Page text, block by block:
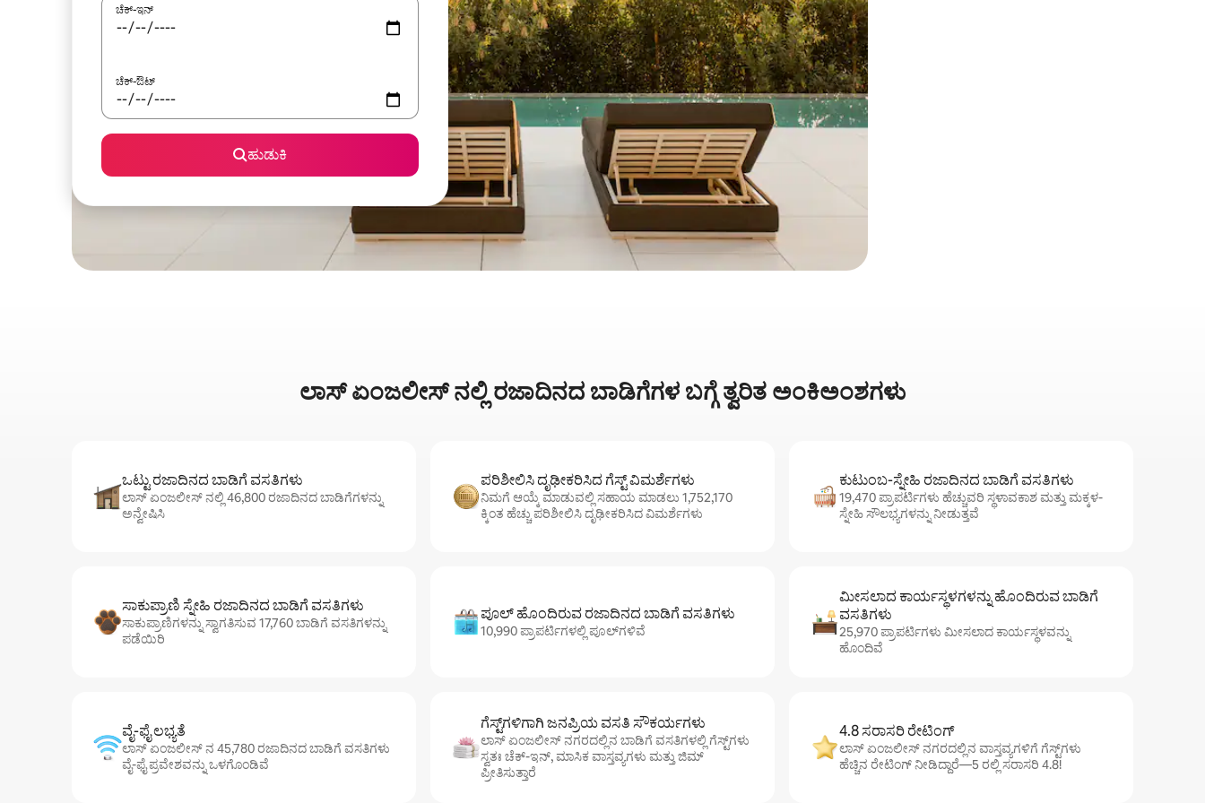
ಚೆಕ್-ಇನ್
ಚೆಕ್-ಔಟ್
ಹುಡುಕಿ
ಲಾಸ್ ಏಂಜಲೀಸ್ ನಲ್ಲಿ ರಜಾದಿನದ ಬಾಡಿಗೆಗಳ ಬಗ್ಗೆ ತ್ವರಿತ ಅಂಕಿಅಂಶಗಳು
ಒಟ್ಟು ರಜಾದಿನದ ಬಾಡಿಗೆ ವಸತಿಗಳು
ಲಾಸ್ ಏಂಜಲೀಸ್ ನಲ್ಲಿ 46,800 ರಜಾದಿನದ ಬಾಡಿಗೆಗಳನ್ನು
ಅನ್ವೇಷಿಸಿ
ಪರಿಶೀಲಿಸಿ ದೃಢೀಕರಿಸಿದ ಗೆಸ್ಟ್ ವಿಮರ್ಶೆಗಳು
ನಿಮಗೆ ಆಯ್ಕೆ ಮಾಡುವಲ್ಲಿ ಸಹಾಯ ಮಾಡಲು 1,752,170
ಕ್ಕಿಂತ ಹೆಚ್ಚು ಪರಿಶೀಲಿಸಿ ದೃಢೀಕರಿಸಿದ ವಿಮರ್ಶೆಗಳು
ಕುಟುಂಬ-ಸ್ನೇಹಿ ರಜಾದಿನದ ಬಾಡಿಗೆ ವಸತಿಗಳು
19,470 ಪ್ರಾಪರ್ಟಿಗಳು ಹೆಚ್ಚುವರಿ ಸ್ಥಳಾವಕಾಶ ಮತ್ತು ಮಕ್ಕಳ-
ಸ್ನೇಹಿ ಸೌಲಭ್ಯಗಳನ್ನು ನೀಡುತ್ತವೆ
ಸಾಕುಪ್ರಾಣಿ ಸ್ನೇಹಿ ರಜಾದಿನದ ಬಾಡಿಗೆ ವಸತಿಗಳು
ಸಾಕುಪ್ರಾಣಿಗಳನ್ನು ಸ್ವಾಗತಿಸುವ 17,760 ಬಾಡಿಗೆ ವಸತಿಗಳನ್ನು
ಪಡೆಯಿರಿ
ಪೂಲ್ ಹೊಂದಿರುವ ರಜಾದಿನದ ಬಾಡಿಗೆ ವಸತಿಗಳು
10,990 ಪ್ರಾಪರ್ಟಿಗಳಲ್ಲಿ ಪೂಲ್‌‌‌‌‌‌‌‌‌ಗಳಿವೆ
ಮೀಸಲಾದ ಕಾರ್ಯಸ್ಥಳಗಳನ್ನು ಹೊಂದಿರುವ ಬಾಡಿಗೆ
ವಸತಿಗಳು
25,970 ಪ್ರಾಪರ್ಟಿಗಳು ಮೀಸಲಾದ ಕಾರ್ಯಸ್ಥಳವನ್ನು
ಹೊಂದಿವೆ
ವೈ-ಫೈ ಲಭ್ಯತೆ
ಲಾಸ್ ಏಂಜಲೀಸ್ ನ 45,780 ರಜಾದಿನದ ಬಾಡಿಗೆ ವಸತಿಗಳು
ವೈ-ಫೈ ಪ್ರವೇಶವನ್ನು ಒಳಗೊಂಡಿವೆ
ಗೆಸ್ಟ್‌ಗಳಿಗಾಗಿ ಜನಪ್ರಿಯ ವಸತಿ ಸೌಕರ್ಯಗಳು
ಲಾಸ್ ಏಂಜಲೀಸ್ ನಗರದಲ್ಲಿನ ಬಾಡಿಗೆ ವಸತಿಗಳಲ್ಲಿ ಗೆಸ್ಟ್‌ಗಳು
ಸ್ವತಃ ಚೆಕ್-ಇನ್, ಮಾಸಿಕ ವಾಸ್ತವ್ಯಗಳು ಮತ್ತು ಜಿಮ್
ಪ್ರೀತಿಸುತ್ತಾರೆ
4.8 ಸರಾಸರಿ ರೇಟಿಂಗ್
ಲಾಸ್ ಏಂಜಲೀಸ್ ನಗರದಲ್ಲಿನ ವಾಸ್ತವ್ಯಗಳಿಗೆ ಗೆಸ್ಟ್‌ಗಳು
ಹೆಚ್ಚಿನ ರೇಟಿಂಗ್ ನೀಡಿದ್ದಾರೆ—5 ರಲ್ಲಿ ಸರಾಸರಿ 4.8!